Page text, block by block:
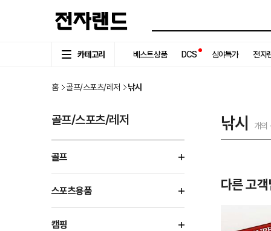
카테고리 베스트상품 DCS 심야특가 전자
홈 골프/스포츠/레저 낚시
골프/스포츠/레저
골프
스포츠용품
캠핑
낚시 개의
다른 고